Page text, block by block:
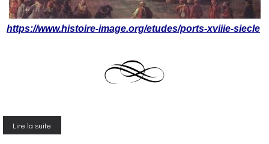
https://www.histoire-image.org/etudes/ports-xviiie-siecle
Lire la suite